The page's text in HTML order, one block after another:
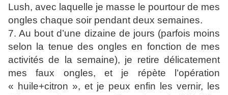
Lush, avec laquelle je masse le pourtour de mes
ongles chaque soir pendant deux semaines.
7. Au bout d’une dizaine de jours (parfois moins
selon la tenue des ongles en fonction de mes
activités de la semaine), je retire délicatement
mes faux ongles, et je répète l’opération
« huile+citron », et je peux enfin les vernir, les